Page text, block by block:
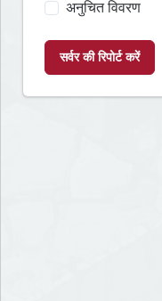
अनुचित विवरण
सर्वर की रिपोर्ट करें